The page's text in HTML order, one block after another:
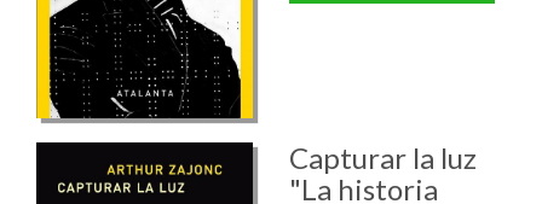
Capturar la luz
"La historia